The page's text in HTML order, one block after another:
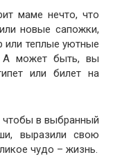
маме нечто, что
новые сапожки,
или теплые уютные
А может быть, вы
или билет на
чтобы в выбранный
выразили свою
чудо – жизнь.